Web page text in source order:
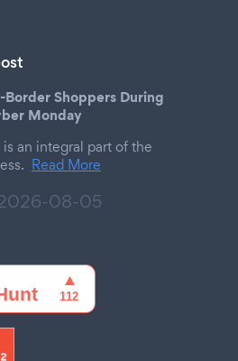
Shoppers During
Monday
an integral part of the
Read More
08-05